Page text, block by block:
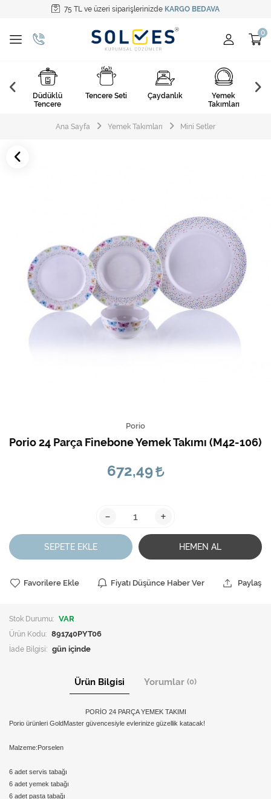
75 TL ve üzeri siparişlerinizde KARGO BEDAVA
Tüm Kategoriler
Pişirme Gereçleri
Yemek Takımları
Kahvaltı Takımları
Çatal Kaşık Bıçak
Cam Ürünler
Düdüklü
Tencere
Tencere Seti Çaydanlık
Yemek
Takımları
Ana Sayfa Yemek Takımları Mini Setler
Porio
Porio 24 Parça Finebone Yemek Takımı (M42-106)
672,49
- +
SEPETE EKLE HEMEN AL
Favorilere Ekle Fiyatı Düşünce Haber Ver Paylaş
Stok Durumu: VAR
Ürün Kodu: 891740PYT06
İade Bilgisi:
Ürün Bilgisi Yorumlar (0)
PORİO 24 PARÇA YEMEK TAKIMI
Porio ürünleri GoldMaster güvencesiyle evlerinize güzellik katacak!
Malzeme:Porselen
6 adet servis tabağı
6 adet yemek tabağı
6 adet pasta tabağı